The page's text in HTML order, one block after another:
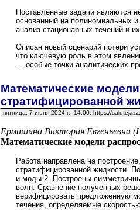
Поставленные задачи являются
основанный на полиномиальных
анализ стационарных течений и
Описан новый сценарий потери
что ключевую роль в этом
— особые точки аналитических
Математические
стратифицированной
пятница, 7 июня 2024 г., 14:00, https://
Ермишина Виктория
Математические модели
Работа направлена на
стратифицированной жидкости.
и моды-2. Построены
волн. Сравнение полученных
верифицировать предложенную
течения, определяемые